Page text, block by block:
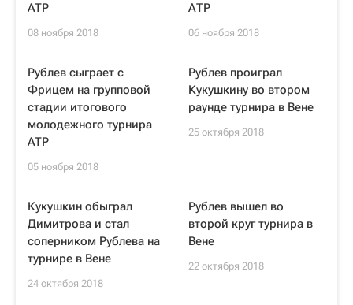
ATP
08 ноября 2018
АТР
06 ноября 2018
Рублев сыграет с
Фрицем на групповой
стадии итогового
молодежного турнира
ATP
05 ноября 2018
Рублев проиграл
Кукушкину во втором
раунде турнира в Вене
25 октября 2018
Кукушкин обыграл
Димитрова и стал
соперником Рублева на
турнире в Вене
24 октября 2018
Рублев вышел во
второй круг турнира в
Вене
22 октября 2018